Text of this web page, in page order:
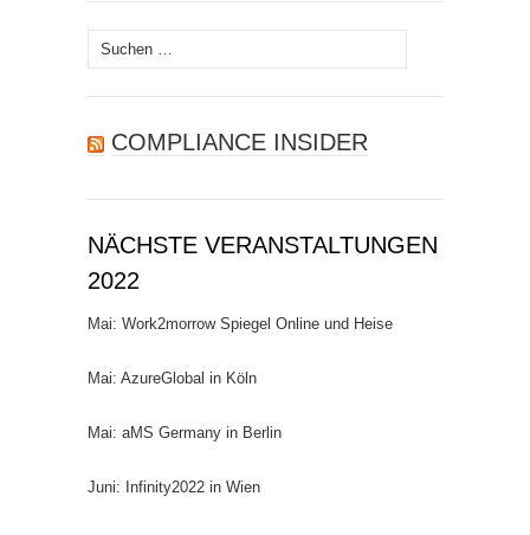
Suchen
nach:
COMPLIANCE INSIDER
NÄCHSTE VERANSTALTUNGEN
2022
Mai: Work2morrow Spiegel Online und Heise
Mai: AzureGlobal in Köln
Mai: aMS Germany in Berlin
Juni: Infinity2022 in Wien